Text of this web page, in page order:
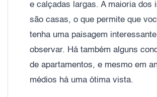
e calçadas largas. A maioria dos
são casas, o que permite que
tenha uma paisagem
observar. Há também alguns
de apartamentos, e mesmo em
médios há uma ótima vista.